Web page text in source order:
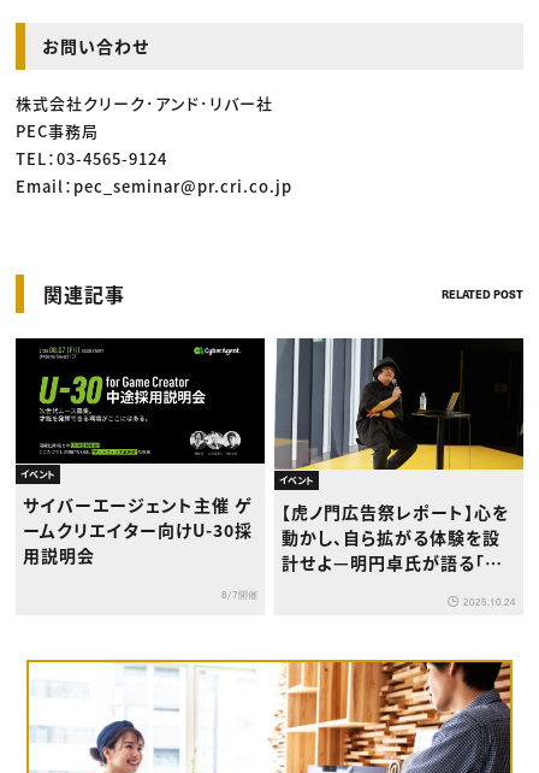
お問い合わせ
株式会社クリーク･アンド･リバー社
PEC事務局
TEL：03-4565-9124
Email：pec_seminar@pr.cri.co.jp
関連記事 RELATED POST
イベント
サイバーエージェント主催 ゲ
ームクリエイター向けU-30採
用説明会
8/7開催
イベント
【虎ノ門広告祭レポート】心を
動かし、自ら拡がる体験を設
計せよ—明円卓氏が語る「体
2025.10.24